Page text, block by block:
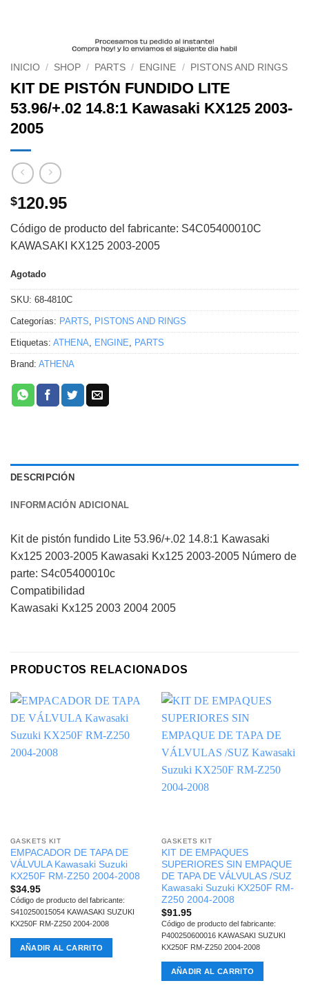
INICIO / SHOP / PARTS / ENGINE / PISTONS AND RINGS
KIT DE PISTÓN FUNDIDO LITE
53.96/+.02 14.8:1 Kawasaki KX125 2003-
2005
$120.95
Código de producto del fabricante: S4C05400010C
KAWASAKI KX125 2003-2005
Agotado
SKU: 68-4810C
Categorías: PARTS, PISTONS AND RINGS
Etiquetas: ATHENA, ENGINE, PARTS
Brand: ATHENA
DESCRIPCIÓN
INFORMACIÓN ADICIONAL
Kit de pistón fundido Lite 53.96/+.02 14.8:1 Kawasaki
Kx125 2003-2005 Kawasaki Kx125 2003-2005 Número de
parte: S4c05400010c
Compatibilidad
Kawasaki Kx125 2003 2004 2005
PRODUCTOS RELACIONADOS
GASKETS KIT
EMPACADOR DE TAPA DE
VÁLVULA Kawasaki Suzuki
KX250F RM-Z250 2004-2008
$34.95
Código de producto del fabricante:
S410250015054 KAWASAKI SUZUKI
KX250F RM-Z250 2004-2008
AÑADIR AL CARRITO
GASKETS KIT
KIT DE EMPAQUES
SUPERIORES SIN EMPAQUE
DE TAPA DE VÁLVULAS /SUZ
Kawasaki Suzuki KX250F RM-
Z250 2004-2008
$91.95
Código de producto del fabricante:
P400250600016 KAWASAKI SUZUKI
KX250F RM-Z250 2004-2008
AÑADIR AL CARRITO